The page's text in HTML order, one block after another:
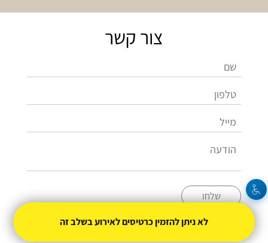
צור קשר
שלחו
לא ניתן להזמין כרטיסים לאירוע בשלב זה